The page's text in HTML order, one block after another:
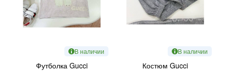
В наличии
Футболка Gucci
В наличии
Костюм Gucci